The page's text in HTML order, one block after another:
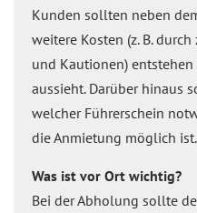
Kunden sollten neben
weitere Kosten (z. B.
und Kautionen)
aussieht. Darüber hinaus
welcher Führerschein
die Anmietung möglich ist.
Was ist vor Ort wichtig?
Bei der Abholung sollte